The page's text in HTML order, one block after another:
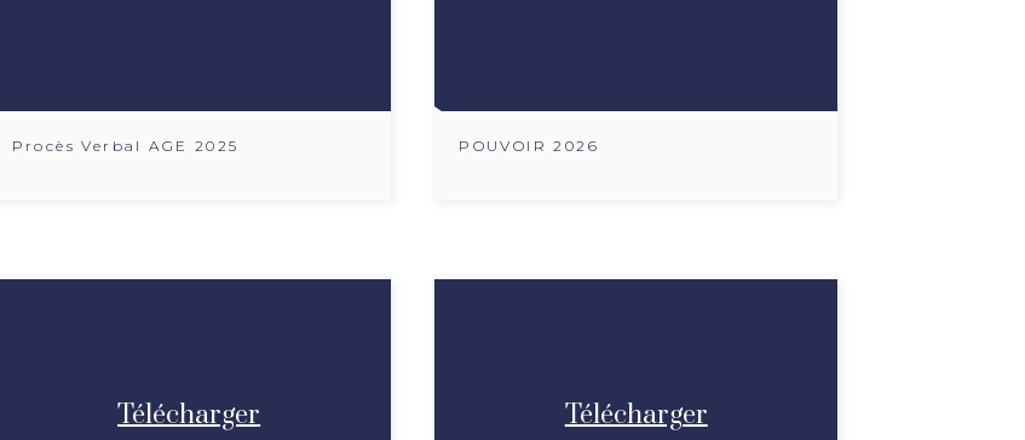
Procès Verbal AGE 2025 POUVOIR 2026
Télécharger Télécharger